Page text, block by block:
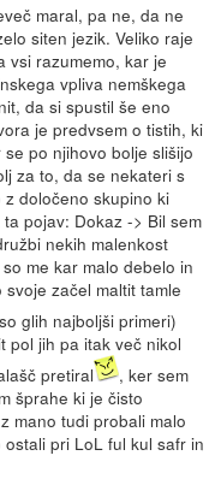
maral, pa ne, da ne
siten jezik. Veliko raje
vsi razumemo, kar je
vpliva nemškega
da si spustil še eno
je predvsem o tistih, ki
po njihovo bolje slišijo
za to, da se nekateri s
določeno skupino ki
pojav: Dokaz -> Bil sem
nekih malenkost
me kar malo debelo in
začel maltit tamle
glih najboljši primeri)
pol jih pa itak več nikol
pretiral
, ker sem
šprahe ki je čisto
mano tudi probali malo
pri LoL ful kul safr in